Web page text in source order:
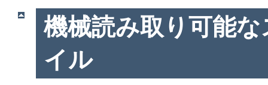
機械読み取り可能
イル